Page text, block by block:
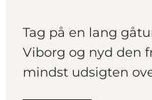
Tag på en lang
Viborg og nyd den
mindst udsigten